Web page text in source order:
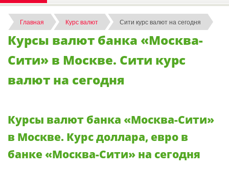
Главная Курс валют Сити курс валют на сегодня
Курсы валют банка «Москва-
Сити» в Москве. Сити курс
валют на сегодня
Курсы валют банка «Москва-Сити»
в Москве. Курс доллара, евро в
банке «Москва-Сити» на сегодня